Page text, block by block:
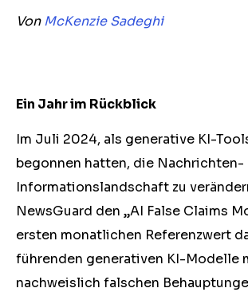
VonMcKenzie Sadeghi
Ein Jahr im Rückblick
Im Juli 2024, als generative KI-
begonnen hatten, die Nachrichten-
Informationslandschaft zu
NewsGuard den „AI False Claims
ersten monatlichen Referenzwert
führenden generativen KI-Modelle
nachweislich falschen